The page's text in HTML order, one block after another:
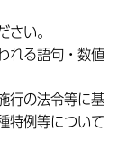
い。
れる語句・数値
行の法令等に基
特例等について